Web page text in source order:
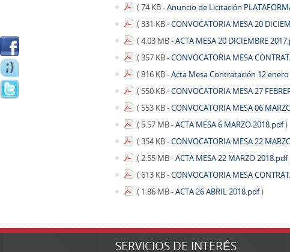
( 74 KB -Anuncio de Licitación
( 331 KB -CONVOCATORIA MESA 20
( 4.03 MB -ACTA MESA 20 DICIEMBRE
( 357 KB -CONVOCATORIA MESA
( 816 KB -Acta Mesa Contratación 12
( 550 KB -CONVOCATORIA MESA 27
( 553 KB -CONVOCATORIA MESA 06
( 5.57 MB -ACTA MESA 6 MARZO 2018.pdf)
( 354 KB -CONVOCATORIA MESA 22
( 2.55 MB -ACTA MESA 22 MARZO 2018.pdf
( 613 KB -CONVOCATORIA MESA
( 1.86 MB -ACTA 26 ABRIL 2018.pdf)
SERVICIOS DE INTERÉS